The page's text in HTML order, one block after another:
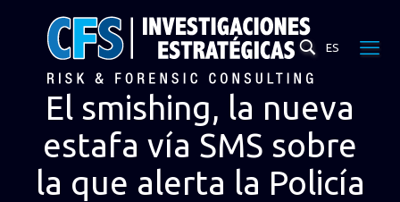
ES
El smishing, la nueva
estafa vía SMS sobre
la que alerta la Policía